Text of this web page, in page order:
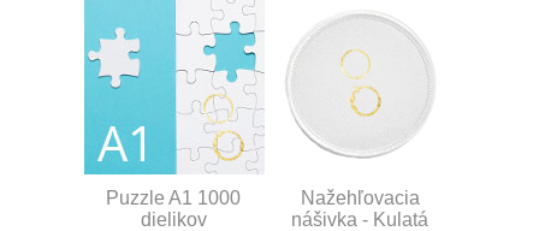
Puzzle A1 1000
dielikov
Nažehľovacia
nášivka - Kulatá